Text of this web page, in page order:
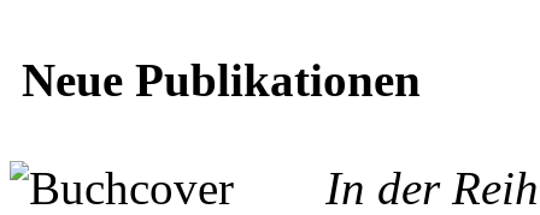
Neue Publikationen
In der